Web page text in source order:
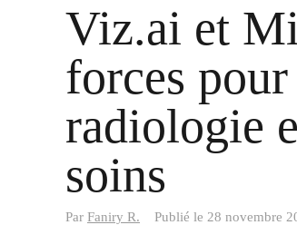
Viz.ai et
forces
radiologie
soins
Par Faniry R. Publié le 28 novembre